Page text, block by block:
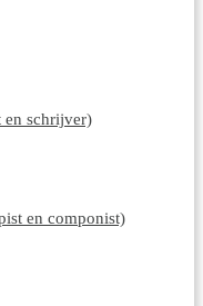
en schrijver)
en componist)